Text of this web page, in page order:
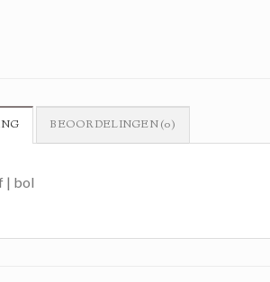
BEOORDELINGEN (0)
| bol